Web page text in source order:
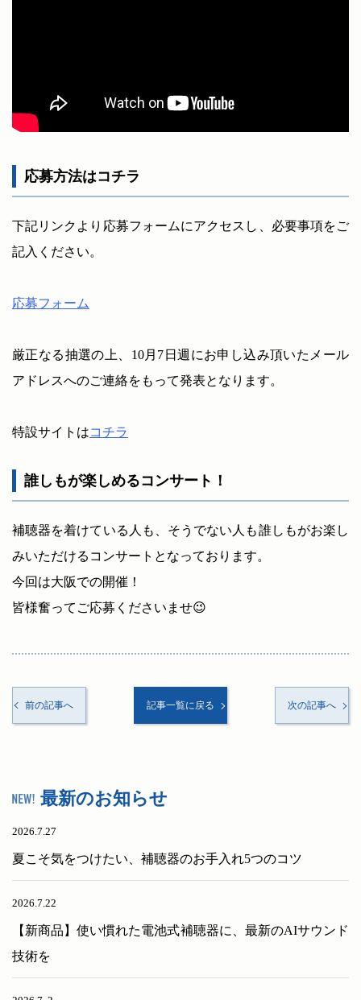
応募方法はコチラ
下記リンクより応募フォームにアクセスし、必要事項をご
記入ください。
応募フォーム
厳正なる抽選の上、10月7日週にお申し込み頂いたメール
アドレスへのご連絡をもって発表となります。
特設サイトはコチラ
誰しもが楽しめるコンサート！
補聴器を着けている人も、そうでない人も誰しもがお楽し
みいただけるコンサートとなっております。
今回は大阪での開催！
皆様奮ってご応募くださいませ😉
前の記事へ 記事一覧に戻る 次の記事へ
最新のお知らせ
2026.7.27
夏こそ気をつけたい、補聴器のお手入れ5つのコツ
2026.7.22
【新商品】使い慣れた電池式補聴器に、最新のAIサウンド
技術を